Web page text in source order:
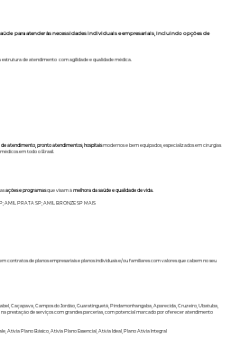
para atender às necessidades individuais e empresariais, incluindo opções de
estrutura de atendimento com agilidade e qualidade médica.
de atendimento, pronto atendimentos, hospitaismodernos e bem equipados, especializados em cirurgias
em todo o Brasil.
ações e programasque visam àmelhora da saúde e qualidade de vida.
;AMIL PRATA SP;AMIL BRONZE SP MAIS
contratos de planos empresariais e planos individuais e/ou familiares com valores que cabem no seu
Caçapava, Campos do Jordão, Guaratinguetá, Pindamonhangaba, Aparecida, Cruzeiro, Ubatuba,
prestação de serviços com grandes parcerias, com potencial marcado por oferecer atendimento
,Ativia Plano Básico ,Ativia Plano Essencial ,Atívia Ideal , Plano Atívia Integral